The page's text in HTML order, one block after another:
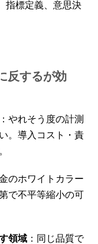
指標定義、意思決
反するが効
：やれそう度の計測
。導入コスト・責
のホワイトカラー
で不平等縮小の可
領域 ：同じ品質で